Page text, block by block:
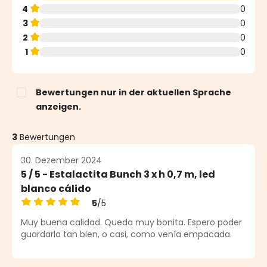
4
0
3
0
2
0
1
0
Bewertungen nur in der aktuellen Sprache
anzeigen.
3 Bewertungen
30. Dezember 2024
5 / 5 - Estalactita Bunch 3 x h 0,7 m, led
blanco cálido
Durchschnittliche Bewertung von 5 von 5 Sternen
5/5
Muy buena calidad. Queda muy bonita. Espero poder
guardarla tan bien, o casi, como venía empacada.